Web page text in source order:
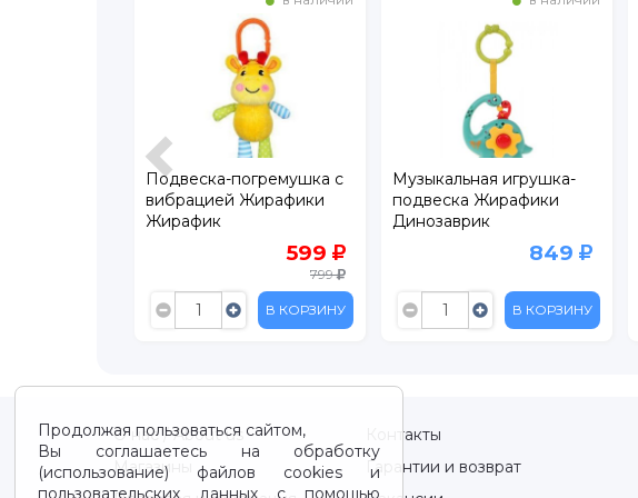
Подвеска-погремушка с
вибрацией Жирафики
Жирафик
599
799
В КОРЗИНУ
Музыкальная игрушка-
подвеска Жирафики
Динозаврик
849
В КОРЗИНУ
Продолжая пользоваться сайтом,
Вы соглашаетесь на обработку
(использование) файлов cookies и
пользовательских данных с помощью
О нас / About us
Контакты
Магазины
Гарантии и возврат